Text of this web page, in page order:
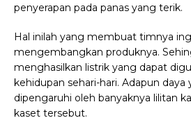
penyerapan pada panas yang terik.
Hal inilah yang membuat timnya
mengembangkan produknya.
menghasilkan listrik yang dapat
kehidupan sehari-hari. Adapun daya
dipengaruhi oleh banyaknya lilitan
kaset tersebut.